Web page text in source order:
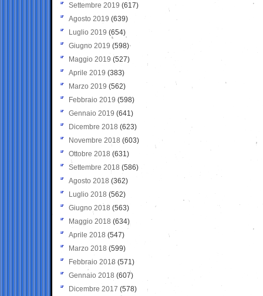
Settembre 2019 (617)
Agosto 2019 (639)
Luglio 2019 (654)
Giugno 2019 (598)
Maggio 2019 (527)
Aprile 2019 (383)
Marzo 2019 (562)
Febbraio 2019 (598)
Gennaio 2019 (641)
Dicembre 2018 (623)
Novembre 2018 (603)
Ottobre 2018 (631)
Settembre 2018 (586)
Agosto 2018 (362)
Luglio 2018 (562)
Giugno 2018 (563)
Maggio 2018 (634)
Aprile 2018 (547)
Marzo 2018 (599)
Febbraio 2018 (571)
Gennaio 2018 (607)
Dicembre 2017 (578)